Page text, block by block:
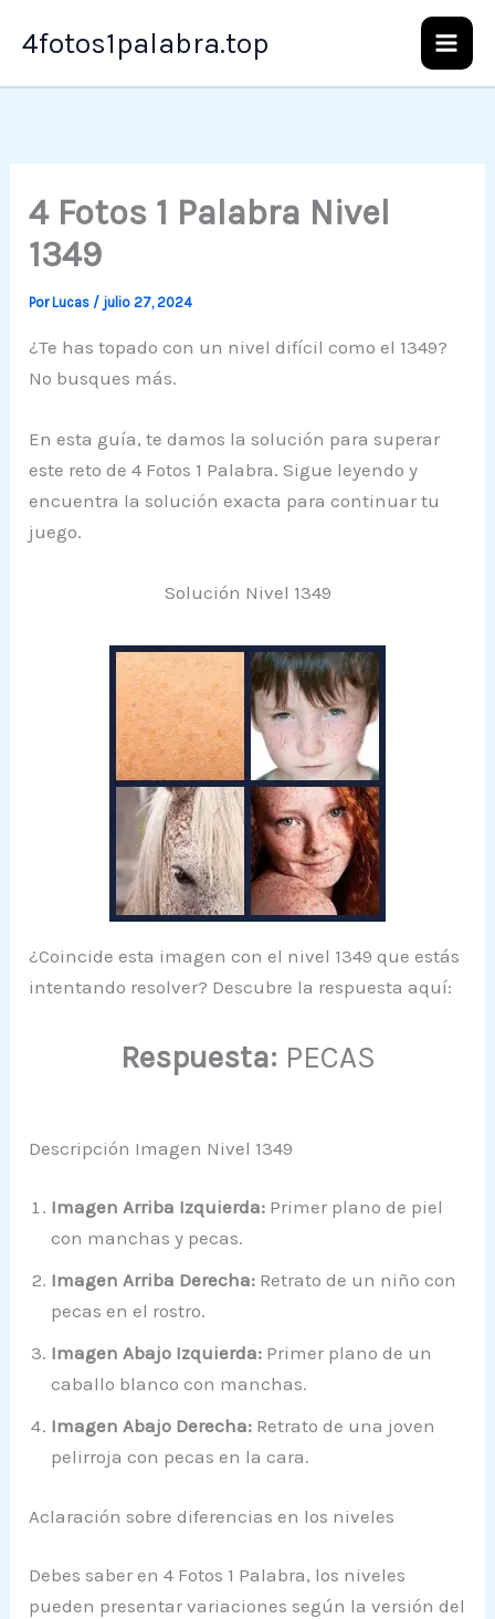
4fotos1palabra.top
4 Fotos 1 Palabra Nivel
1349
PorLucas / julio 27, 2024
¿Te has topado con un nivel difícil como el 1349?
No busques más.
En esta guía, te damos la solución para superar
este reto de 4 Fotos 1 Palabra. Sigue leyendo y
encuentra la solución exacta para continuar tu
juego.
Solución Nivel 1349
¿Coincide esta imagen con el nivel 1349 que estás
intentando resolver? Descubre la respuesta aquí:
Respuesta: PECAS
Descripción Imagen Nivel 1349
Imagen Arriba Izquierda: Primer plano de piel
con manchas y pecas.
Imagen Arriba Derecha: Retrato de un niño con
pecas en el rostro.
Imagen Abajo Izquierda: Primer plano de un
caballo blanco con manchas.
Imagen Abajo Derecha: Retrato de una joven
pelirroja con pecas en la cara.
Aclaración sobre diferencias en los niveles
Debes saber en 4 Fotos 1 Palabra, los niveles
pueden presentar variaciones según la versión del